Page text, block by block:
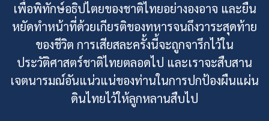
เพื่อพิทักษ์อธิปไตยของชาติไทยอย่างองอาจ และยืน
หยัดทำหน้าที่ด้วยเกียรติของทหารจนถึงวาระสุดท้าย
ของชีวิต การเสียสละครั้งนี้จะถูกจารึกไว้ใน
ประวัติศาสตร์ชาติไทยตลอดไป และเราจะสืบสาน
เจตนารมณ์อันแน่วแน่ของท่านในการปกป้องผืนแผ่น
ดินไทยไว้ให้ลูกหลานสืบไป